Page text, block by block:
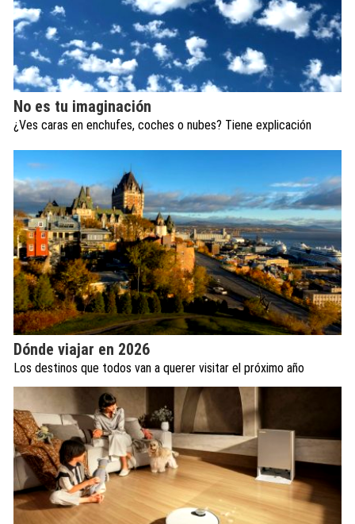
No es tu imaginación
¿Ves caras en enchufes, coches o nubes? Tiene explicación
Dónde viajar en 2026
Los destinos que todos van a querer visitar el próximo año